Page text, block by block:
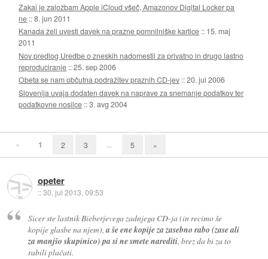
Zakaj je založbam Apple iCloud všeč, Amazonov Digital Locker pa
ne ::8. jun 2011
Kanada želi uvesti davek na prazne pomnilniške kartice :: 15. maj
2011
Nov predlog Uredbe o zneskih nadomestil za privatno in drugo lastno
reproduciranje ::25. sep 2006
Obeta se nam občutna podražitev praznih CD-jev ::20. jul 2006
Slovenija uvaja dodaten davek na naprave za snemanje podatkov ter
podatkovne nosilce ::3. avg 2004
« 1 2 3 ... 5 »
opeter
::30. jul 2013, 09:53
Sicer ste lastnik Bieberjevega zadnjega CD-ja (in recimo še
kopije glasbe na njem),a še ene kopije za zasebno rabo (zase ali
za manjšo skupinico) pa si ne smete narediti, brez da bi za to
rabili plačati.